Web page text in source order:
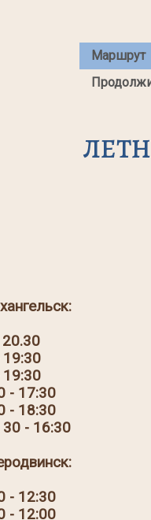
Маршрут
- 17:30
- 18:30
- 16:30
- 12:30
- 12:00